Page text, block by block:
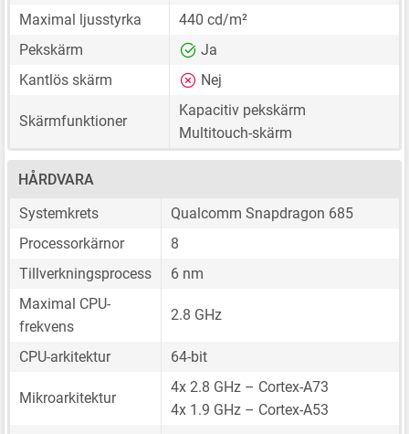
Maximal ljusstyrka
440 cd/m²
Pekskärm
Ja
Kantlös skärm
Nej
Skärmfunktioner
Kapacitiv pekskärm
Multitouch-skärm
HÅRDVARA
Systemkrets
Qualcomm Snapdragon 685
Processorkärnor
8
Tillverkningsprocess
6 nm
Maximal CPU-
frekvens
2.8 GHz
CPU-arkitektur 64-bit
Mikroarkitektur
4x 2.8 GHz – Cortex-A73
4x 1.9 GHz – Cortex-A53